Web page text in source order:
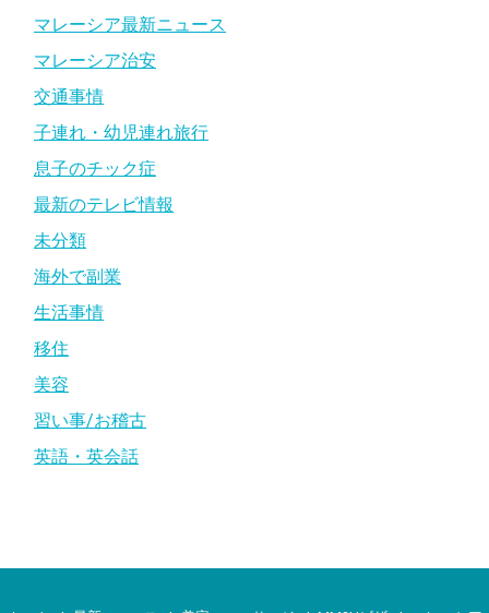
マレーシア最新ニュース
マレーシア治安
交通事情
子連れ・幼児連れ旅行
息子のチック症
最新のテレビ情報
未分類
海外で副業
生活事情
移住
美容
習い事/お稽古
英語・英会話